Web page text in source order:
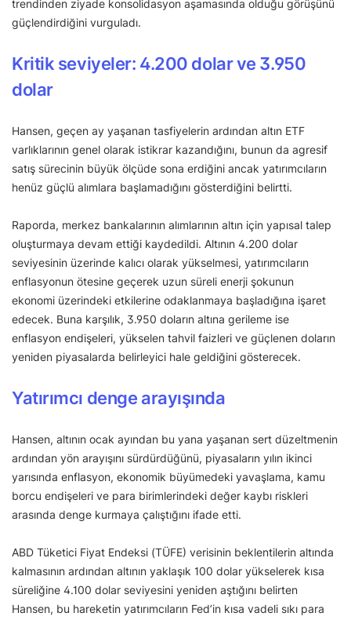
trendinden ziyade konsolidasyon aşamasında olduğu görüşünü
güçlendirdiğini vurguladı.
Kritik seviyeler: 4.200 dolar ve 3.950
dolar
Hansen, geçen ay yaşanan tasfiyelerin ardından altın ETF
varlıklarının genel olarak istikrar kazandığını, bunun da agresif
satış sürecinin büyük ölçüde sona erdiğini ancak yatırımcıların
henüz güçlü alımlara başlamadığını gösterdiğini belirtti.
Raporda, merkez bankalarının alımlarının altın için yapısal talep
oluşturmaya devam ettiği kaydedildi. Altının 4.200 dolar
seviyesinin üzerinde kalıcı olarak yükselmesi, yatırımcıların
enflasyonun ötesine geçerek uzun süreli enerji şokunun
ekonomi üzerindeki etkilerine odaklanmaya başladığına işaret
edecek. Buna karşılık, 3.950 doların altına gerileme ise
enflasyon endişeleri, yükselen tahvil faizleri ve güçlenen doların
yeniden piyasalarda belirleyici hale geldiğini gösterecek.
Yatırımcı denge arayışında
Hansen, altının ocak ayından bu yana yaşanan sert düzeltmenin
ardından yön arayışını sürdürdüğünü, piyasaların yılın ikinci
yarısında enflasyon, ekonomik büyümedeki yavaşlama, kamu
borcu endişeleri ve para birimlerindeki değer kaybı riskleri
arasında denge kurmaya çalıştığını ifade etti.
ABD Tüketici Fiyat Endeksi (TÜFE) verisinin beklentilerin altında
kalmasının ardından altının yaklaşık 100 dolar yükselerek kısa
süreliğine 4.100 dolar seviyesini yeniden aştığını belirten
Hansen, bu hareketin yatırımcıların Fed’in kısa vadeli sıkı para